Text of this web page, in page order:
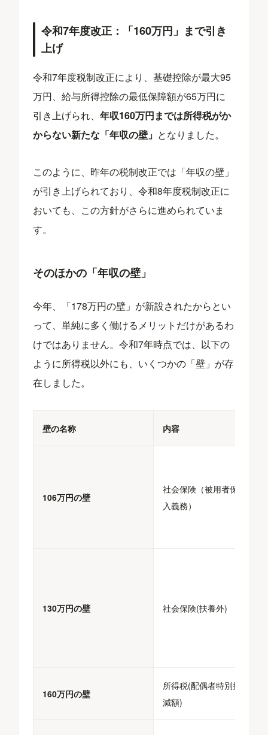
令和7年度改正：「160万円」まで引き
上げ
令和7年度税制改正により、基礎控除が最大95
万円、給与所得控除の最低保障額が65万円に
引き上げられ、年収160万円までは所得税がか
からない新たな「年収の壁」 となりました。
このように、昨年の税制改正では「年収の壁」
が引き上げられており、令和8年度税制改正に
おいても、この方針がさらに進められていま
す。
そのほかの「年収の壁」
今年、「178万円の壁」が新設されたからとい
って、単純に多く働けるメリットだけがあるわ
けではありません。令和7年時点では、以下の
ように所得税以外にも、いくつかの「壁」が存
在しました。
壁の名称 内容
106万円の壁
社会保険（被用者保険の加
入義務）
130万円の壁 社会保険(扶養外)
160万円の壁
所得税(配偶者特別控除の
減額)